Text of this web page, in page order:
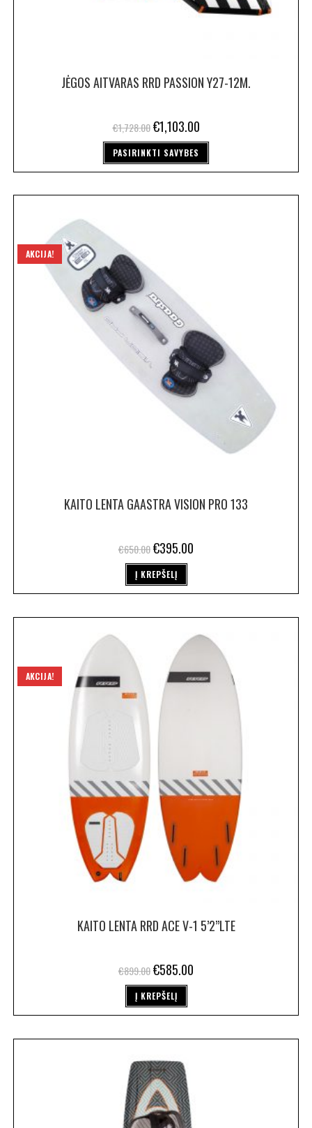
JĖGOS AITVARAS RRD PASSION Y27-12M.
€1,728.00 €1,103.00
PASIRINKTI SAVYBES
AKCIJA!
KAITO LENTA GAASTRA VISION PRO 133
€650.00€395.00
Į KREPŠELĮ
AKCIJA!
KAITO LENTA RRD ACE V-1 5’2”LTE
€899.00€585.00
Į KREPŠELĮ